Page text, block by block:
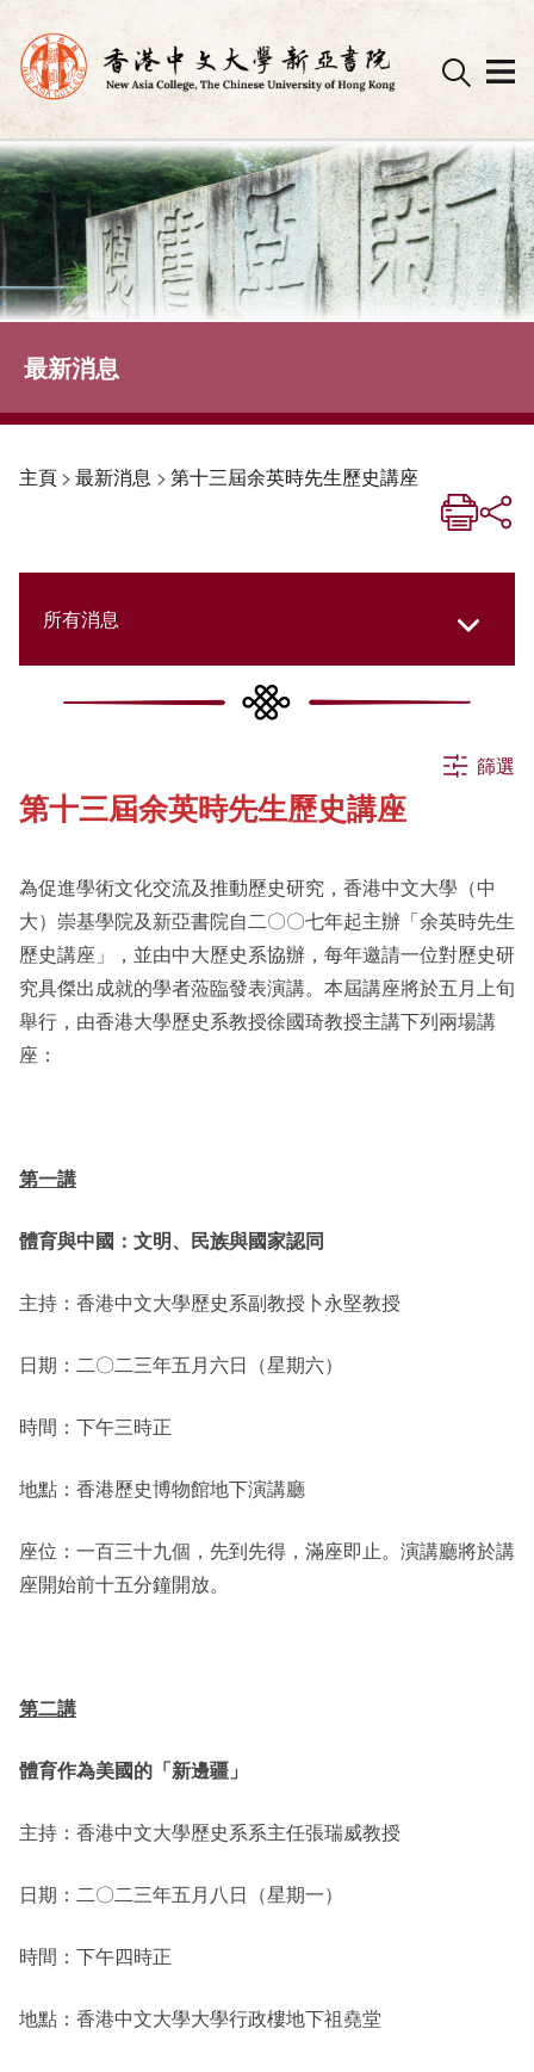
Skip
to
content
最新消息
主頁> 最新消息 > 第十三屆余英時先生歷史講座
所有消息
所有消息
活動
申請
公告
篩選
第十三屆余英時先生歷史講座
為促進學術文化交流及推動歷史研究，香港中文大學（中
大）崇基學院及新亞書院自二〇〇七年起主辦「余英時先生
歷史講座」，並由中大歷史系協辦，每年邀請一位對歷史研
究具傑出成就的學者蒞臨發表演講。本屆講座將於五月上旬
舉行，由香港大學歷史系教授徐國琦教授主講下列兩場講
座：
第一講
體育與中國：文明、民族與國家認同
主持：香港中文大學歷史系副教授卜永堅教授
日期：二〇二三年五月六日（星期六）
時間：下午三時正
地點：香港歷史博物館地下演講廳
座位：一百三十九個，先到先得，滿座即止。演講廳將於講
座開始前十五分鐘開放。
第二講
體育作為美國的「新邊疆」
主持：香港中文大學歷史系系主任張瑞威教授
日期：二〇二三年五月八日（星期一）
時間：下午四時正
地點：香港中文大學大學行政樓地下祖堯堂